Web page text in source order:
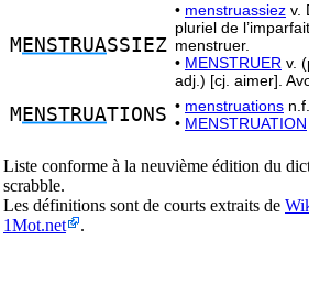
M ENSTRUASSIEZ
• menstruassiez v.
pluriel de
menstruer.
• MENSTRUER v.
adj.) [cj. aimer].
M ENSTRUATIONS • menstruations
• MENSTRUATION
Liste conforme à la neuvième édition du
scrabble.
Les définitions sont de courts extraits de
1Mot.net
.